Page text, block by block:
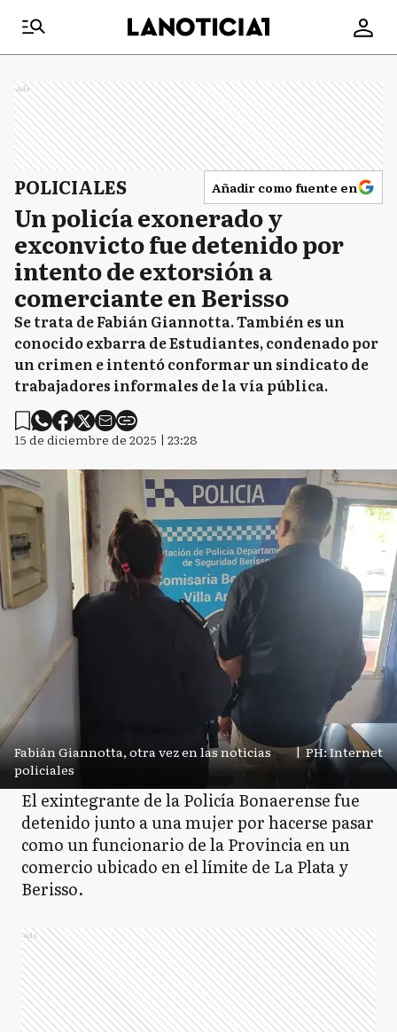
Ads
POLICIALES Añadir como fuente en
Un policía exonerado y
exconvicto fue detenido por
intento de extorsión a
comerciante en Berisso
Se trata de Fabián Giannotta. También es un
conocido exbarra de Estudiantes, condenado por
un crimen e intentó conformar un sindicato de
trabajadores informales de la vía pública.
15 de diciembre de 2025 | 23:28
Fabián Giannotta, otra vez en las noticias
policiales
| PH: Internet
El exintegrante de la Policía Bonaerense fue
detenido junto a una mujer por hacerse pasar
como un funcionario de la Provincia en un
comercio ubicado en el límite de La Plata y
Berisso.
Ads